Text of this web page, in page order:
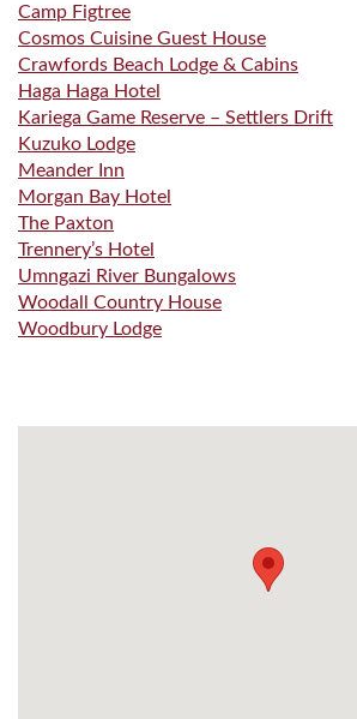
Camp Figtree
Cosmos Cuisine Guest House
Crawfords Beach Lodge & Cabins
Haga Haga Hotel
Kariega Game Reserve – Settlers Drift
Kuzuko Lodge
Meander Inn
Morgan Bay Hotel
The Paxton
Trennery’s Hotel
Umngazi River Bungalows
Woodall Country House
Woodbury Lodge